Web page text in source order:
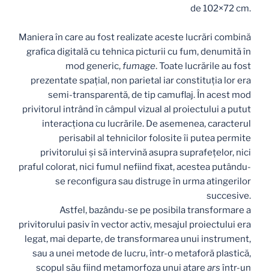
de 102×72 cm.
Maniera în care au fost realizate aceste lucrări combină
grafica digitală cu tehnica picturii cu fum, denumită în
mod generic,fumage. Toate lucrările au fost
prezentate spațial, non parietal iar constituția lor era
semi-transparentă, de tip camuflaj. În acest mod
privitorul intrând în câmpul vizual al proiectului a putut
interacționa cu lucrările. De asemenea, caracterul
perisabil al tehnicilor folosite îi putea permite
privitorului și să intervină asupra suprafețelor, nici
praful colorat, nici fumul nefiind fixat, acestea putându-
se reconfigura sau distruge în urma atingerilor
succesive.
Astfel, bazându-se pe posibila transformare a
privitorului pasiv în vector activ, mesajul proiectului era
legat, mai departe, de transformarea unui instrument,
sau a unei metode de lucru, într-o metaforă plastică,
scopul său fiind metamorfoza unui atare arsîntr-un